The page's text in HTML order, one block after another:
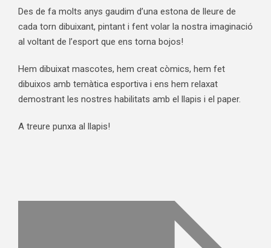
Des de fa molts anys gaudim d’una estona de lleure de
cada torn dibuixant, pintant i fent volar la nostra imaginació
al voltant de l’esport que ens torna bojos!
Hem dibuixat mascotes, hem creat còmics, hem fet
dibuixos amb temàtica esportiva i ens hem relaxat
demostrant les nostres habilitats amb el llapis i el paper.
A treure punxa al llapis!